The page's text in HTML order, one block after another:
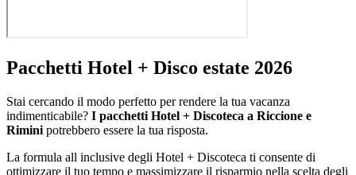
Pacchetti Hotel + Disco estate 2026
Stai cercando il modo perfetto per rendere la tua vacanza
indimenticabile? I pacchetti Hotel + Discoteca a Riccione e
Rimini potrebbero essere la tua risposta.
La formula all inclusive degli Hotel + Discoteca ti consente di
ottimizzare il tuo tempo e massimizzare il risparmio nella scelta degli